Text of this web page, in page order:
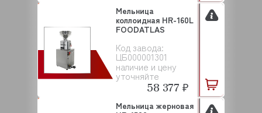
Код завода:
ЦБ000001301
наличие и цену
уточняйте
Мельница
коллоидная HR-160L
FOODATLAS
58 377 ₽
Мельница жерновая